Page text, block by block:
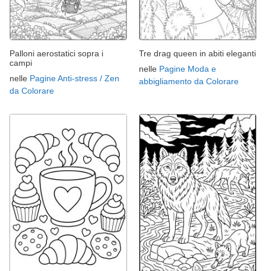
Palloni aerostatici sopra i
campi
nelle Pagine Anti-stress / Zen
da Colorare
Tre drag queen in abiti eleganti
nelle Pagine Moda e
abbigliamento da Colorare